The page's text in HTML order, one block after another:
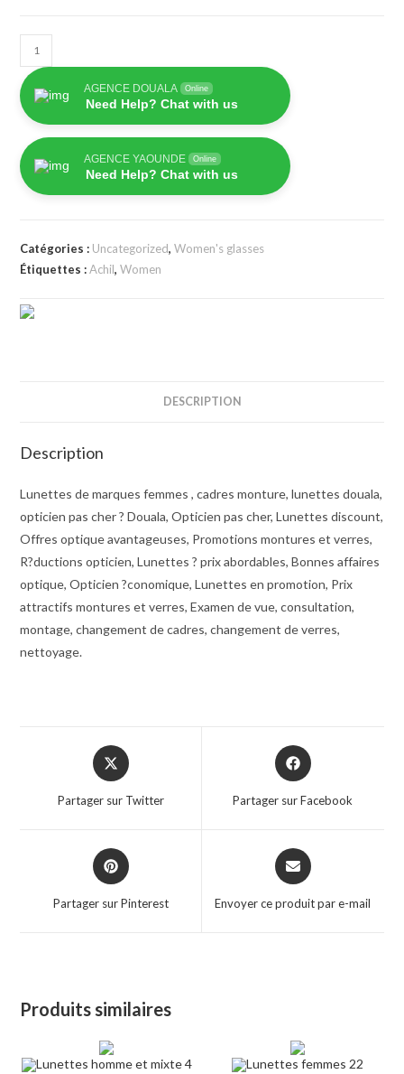
quantité
de
Lunettes
de
marques
femmes
96
AGENCE DOUALA Online
Need Help? Chat with us
AGENCE YAOUNDE Online
Need Help? Chat with us
Catégories : Uncategorized,Women's glasses
Étiquettes :Achil,Women
DESCRIPTION
Description
Lunettes de marques femmes , cadres monture, lunettes douala,
opticien pas cher ? Douala, Opticien pas cher, Lunettes discount,
Offres optique avantageuses, Promotions montures et verres,
R?ductions opticien, Lunettes ? prix abordables, Bonnes affaires
optique, Opticien ?conomique, Lunettes en promotion, Prix
attractifs montures et verres, Examen de vue, consultation,
montage, changement de cadres, changement de verres,
nettoyage.
Opens
in
new
Partager sur Twitter
Opens
in
Partager sur Facebook
Opens
in
Partager sur Pinterest
Opens
in
new
Envoyer ce produit par e-mail
Produits similaires